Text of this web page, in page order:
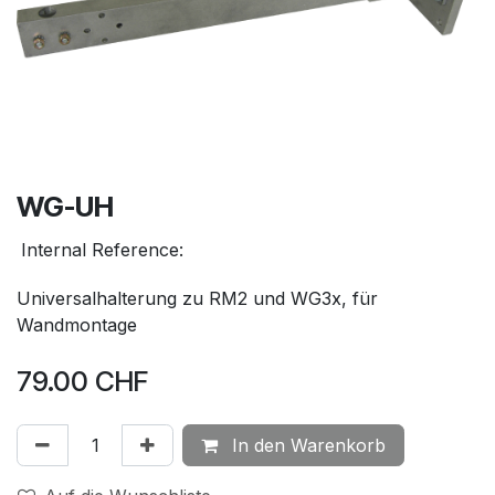
WG-UH
Internal Reference:
Universalhalterung zu RM2 und WG3x, für
Wandmontage
79.00 CHF
In den Warenkorb